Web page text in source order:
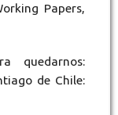
Papers,
quedarnos:
de Chile: